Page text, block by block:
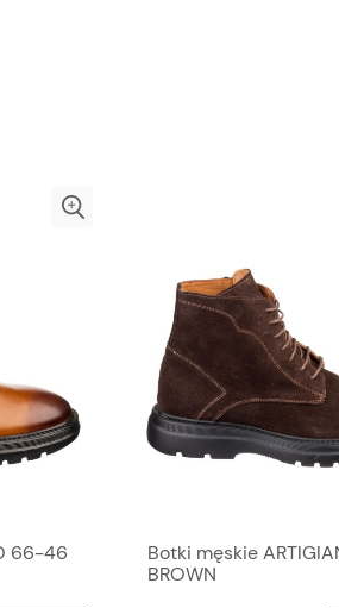
66-46
Botki męskie
BROWN